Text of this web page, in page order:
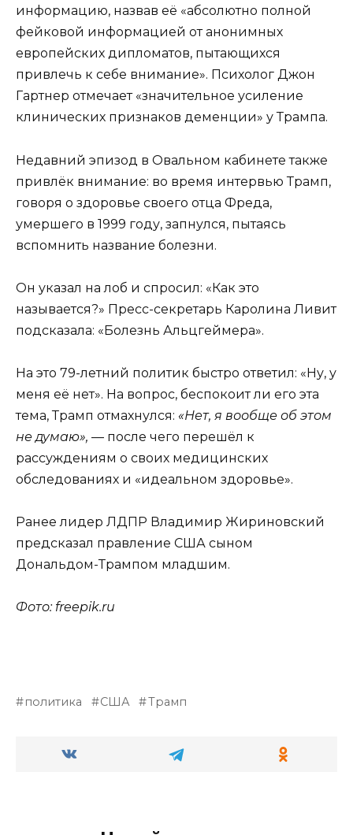
информацию, назвав её «абсолютно полной
фейковой информацией от анонимных
европейских дипломатов, пытающихся
привлечь к себе внимание». Психолог Джон
Гартнер отмечает «значительное усиление
клинических признаков деменции» у Трампа.
Недавний эпизод в Овальном кабинете также
привлёк внимание: во время интервью Трамп,
говоря о здоровье своего отца Фреда,
умершего в 1999 году, запнулся, пытаясь
вспомнить название болезни.
Он указал на лоб и спросил: «Как это
называется?» Пресс-секретарь Каролина Ливит
подсказала: «Болезнь Альцгеймера».
На это 79-летний политик быстро ответил: «Ну, у
меня её нет». На вопрос, беспокоит ли его эта
тема, Трамп отмахнулся: «Нет, я вообще об этом
не думаю», — после чего перешёл к
рассуждениям о своих медицинских
обследованиях и «идеальном здоровье».
Ранее лидер ЛДПР Владимир Жириновский
предсказал правление США сыном
Дональдом-Трампом младшим.
Фото: freepik.ru
политика США Трамп